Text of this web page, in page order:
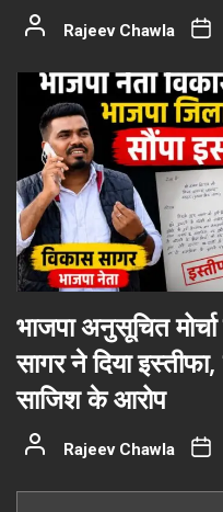
Rajeev Chawla
भाजपा अनुसूचित
सागर ने दिया
साजिश के आरोप
Rajeev Chawla